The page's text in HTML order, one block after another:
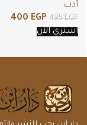
أدب
495EGP
400 EGP
اشتري الأن